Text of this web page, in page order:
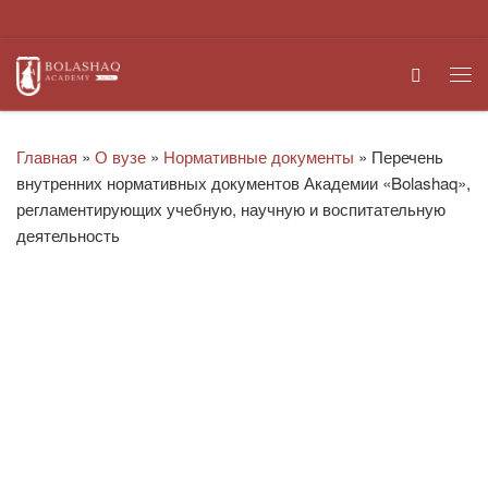
Search
Главная » О вузе » Нормативные документы » Перечень
внутренних нормативных документов Академии «Bolashaq»,
регламентирующих учебную, научную и воспитательную
деятельность